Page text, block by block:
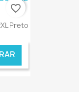
€ ONLINE
Preto
favorite_border